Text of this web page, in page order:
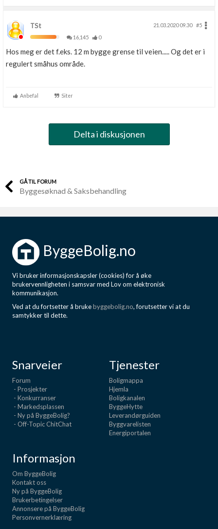
TSt 21.03.2020 09.30
#5
16,145
0
Hos meg er det f.eks. 12 m bygge grense til veien..... Og det er i
regulert småhus område.
Anbefal Siter
Delta i diskusjonen
GÅ TIL FORUM
Byggesøknad & Saksbehandling
ByggeBolig.no
Vi bruker informasjonskapsler (cookies) for å øke
brukervennligheten i samsvar med Lov om elektronisk
kommunikasjon.
Ved at du fortsetter å brukebyggebolig.no, forutsetter vi at du
samtykker til dette.
Snarveier
Forum
- Prosjekter
- Konkurranser
- Markedsplassen
- Ny på ByggeBolig?
- Off-Topic ChitChat
Tjenester
Boligmappa
Hjemla
Boligkanalen
ByggeHytte
Leverandørguiden
Byggvarelisten
Energiportalen
Informasjon
Om ByggeBolig
Kontakt oss
Ny på ByggeBolig
Brukerbetingelser
Annonsere på ByggeBolig
Personvernerklæring